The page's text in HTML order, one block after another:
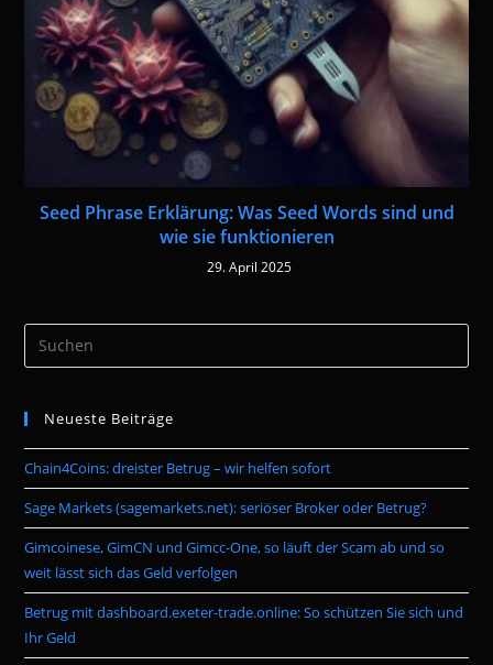
Seed Phrase Erklärung: Was Seed Words sind und
wie sie funktionieren
29. April 2025
the
Neueste Beiträge
Chain4Coins: dreister Betrug – wir helfen sofort
Sage Markets (sagemarkets.net): seriöser Broker oder Betrug?
Gimcoinese, GimCN und Gimcc-One, so läuft der Scam ab und so
weit lässt sich das Geld verfolgen
Betrug mit dashboard.exeter-trade.online: So schützen Sie sich und
Ihr Geld